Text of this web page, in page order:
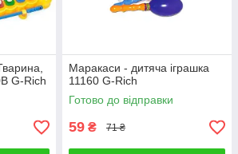
G-Rich
Маракаси - дитяча іграшка
11160 G-Rich
Готово до відправки
59 ₴ 71 ₴